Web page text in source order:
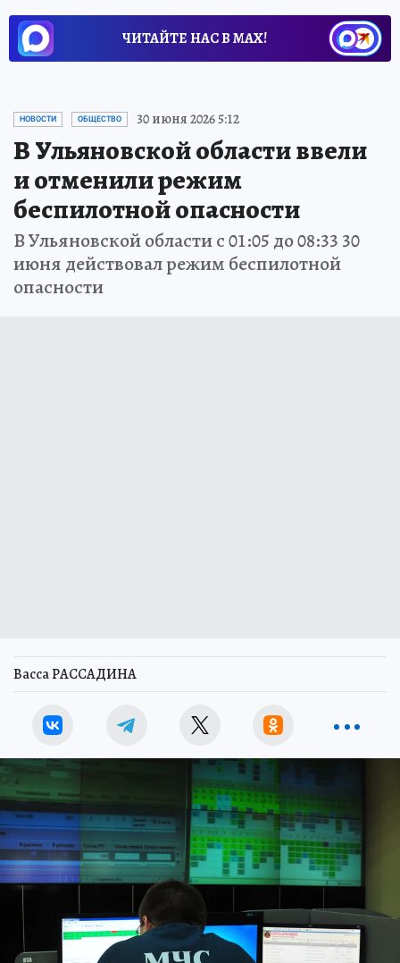
ЧИТАЙТЕ НАС В МАХ!
НОВОСТИ ОБЩЕСТВО 30 июня 2026 5:12
В Ульяновской области ввели
и отменили режим
беспилотной опасности
В Ульяновской области с 01:05 до 08:33 30
июня действовал режим беспилотной
опасности
Васса РАССАДИНА